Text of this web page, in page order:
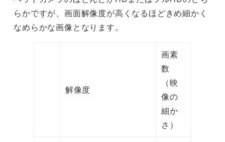
らかですが、画面解像度が高くなるほどきめ細かく
なめらかな画像となります。
解像度
画素
数
（映
像の
細か
さ）